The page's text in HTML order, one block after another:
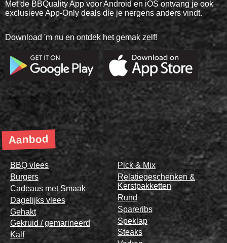
Met de BBQuality App voor Android en iOS ontvang je ook
exclusieve App-Only deals die je nergens anders vindt.
Download 'm nu en ontdek het gemak zelf!
Aanbod
BBQ vlees
Burgers
Cadeaus met Smaak
Dagelijks vlees
Gehakt
Gekruid / gemarineerd
Kalf
Pick & Mix
Relatiegeschenken &
Kerstpakketten
Rund
Spareribs
Speklap
Steaks